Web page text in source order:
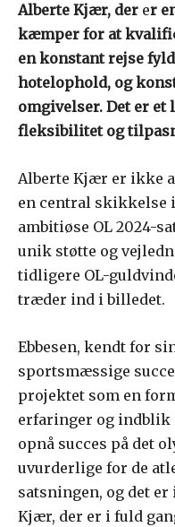
Alberte Kjær, der er
kæmper for at
en konstant rejse
hotelophold, og
omgivelser. Det er
fleksibilitet og
Alberte Kjær er ikke
en central skikkelse
ambitiøse OL 2024-
unik støtte og
tidligere OL-
træder ind i billedet.
Ebbesen, kendt for
sportsmæssige
projektet som en
erfaringer og indblik
opnå succes på det
uvurderlige for de
satsningen, og det
Kjær, der er i fuld